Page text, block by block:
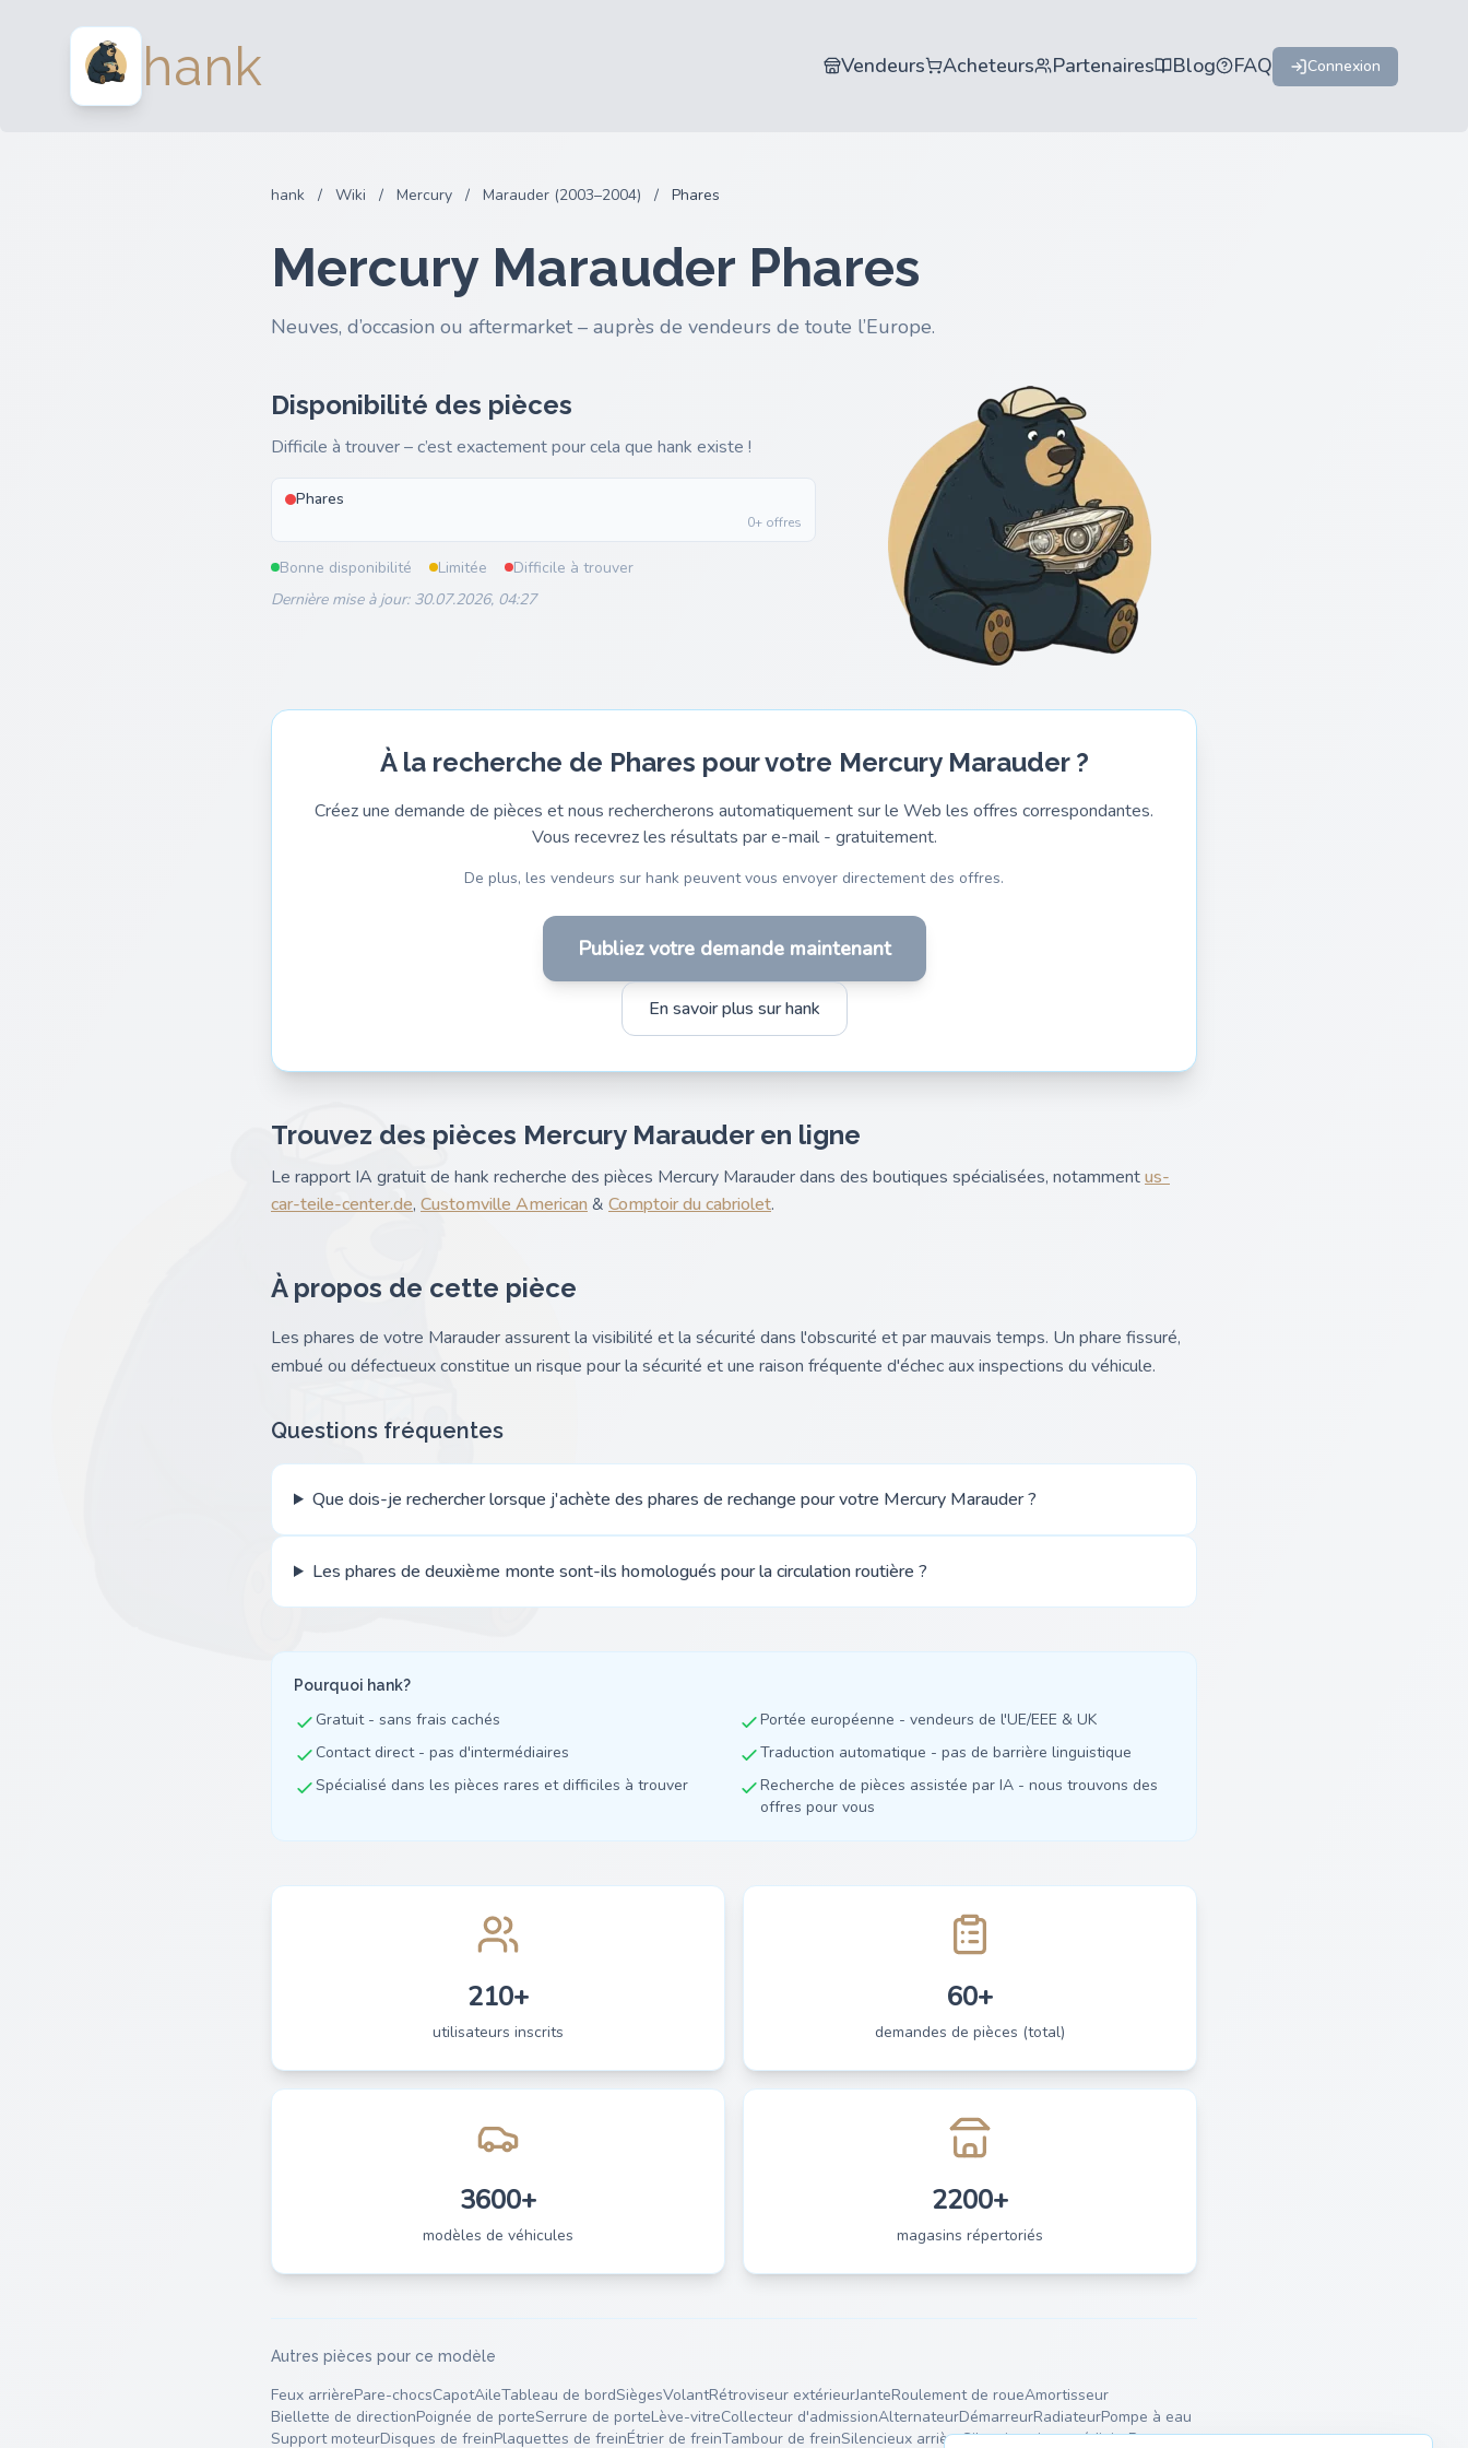
hank Vendeurs Acheteurs Partenaires Blog FAQ Connexion
hank / Wiki / Mercury / Marauder (2003–2004) / Phares
Mercury Marauder Phares
Neuves, d’occasion ou aftermarket – auprès de vendeurs de toute l’Europe.
Disponibilité des pièces
Difficile à trouver – c’est exactement pour cela que hank existe !
Phares
0+ offres
Bonne disponibilité Limitée
Difficile à trouver
Dernière mise à jour: 30.07.2026, 04:27
À la recherche de Phares pour votre Mercury Marauder ?
Créez une demande de pièces et nous rechercherons automatiquement sur le Web les offres correspondantes.
Vous recevrez les résultats par e-mail - gratuitement.
De plus, les vendeurs sur hank peuvent vous envoyer directement des offres.
Publiez votre demande maintenant
En savoir plus sur hank
Trouvez des pièces Mercury Marauder en ligne
Le rapport IA gratuit de hank recherche des pièces Mercury Marauder dans des boutiques spécialisées, notammentus-
car-teile-center.de, Customville American & Comptoir du cabriolet.
À propos de cette pièce
Les phares de votre Marauder assurent la visibilité et la sécurité dans l'obscurité et par mauvais temps. Un phare fissuré,
embué ou défectueux constitue un risque pour la sécurité et une raison fréquente d'échec aux inspections du véhicule.
Questions fréquentes
Que dois-je rechercher lorsque j'achète des phares de rechange pour votre Mercury Marauder ?
Les phares de deuxième monte sont-ils homologués pour la circulation routière ?
Pourquoi hank?
Gratuit - sans frais cachés
Portée européenne - vendeurs de l'UE/EEE & UK
Contact direct - pas d'intermédiaires
Traduction automatique - pas de barrière linguistique
Spécialisé dans les pièces rares et difficiles à trouver
Recherche de pièces assistée par IA - nous trouvons des
offres pour vous
210+
utilisateurs inscrits
60+
demandes de pièces (total)
3600+
modèles de véhicules
2200+
magasins répertoriés
Autres pièces pour ce modèle
Feux arrièrePare-chocsCapotAileTableau de bordSiègesVolantRétroviseur extérieurJanteRoulement de roueAmortisseur
Biellette de directionPoignée de porteSerrure de porteLève-vitreCollecteur d'admissionAlternateurDémarreurRadiateurPompe à eau
Support moteurDisques de freinPlaquettes de freinÉtrier de freinTambour de freinSilencieux arrièreSilencieux intermédiaireRessorts